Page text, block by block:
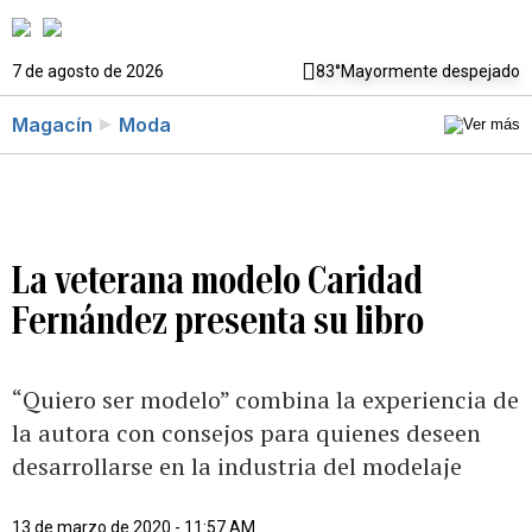
7 de agosto de 2026 83°Mayormente despejado
Magacín Moda
La veterana modelo Caridad
Fernández presenta su libro
“Quiero ser modelo” combina la experiencia de
la autora con consejos para quienes deseen
desarrollarse en la industria del modelaje
13 de marzo de 2020 - 11:57 AM